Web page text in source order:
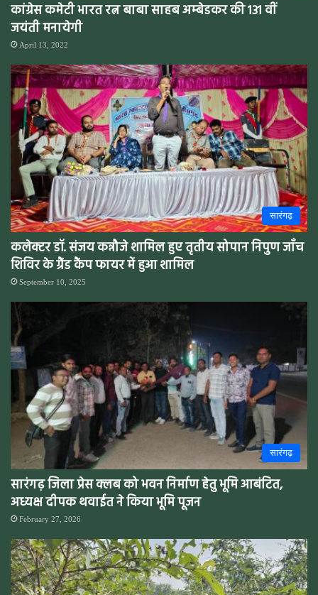
कांग्रेस कमेटी भारत रत्न बाबा साहब अम्बेडकर की 131 वीं
जयंती मनायेगी
April 13, 2022
सारंगढ़
कलेक्टर डॉ. संजय कन्नौजे शामिल हुए तृतीय सोपान निपुण जाँच
शिविर के ग्रैंड कैंप फायर में हुआ शामिल
September 10, 2025
सारंगढ़
सारंगढ़ जिला प्रेस क्लब को भवन निर्माण हेतु भूमि आबंटित,
अध्यक्ष दीपक थवाईत ने किया भूमि पूजन
February 27, 2026